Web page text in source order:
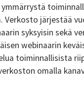
Verkosto järjestää
syksyisin sekä
webinaarin
toiminnallisista
omalla